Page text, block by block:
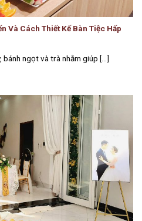
Và Cách Thiết Kế Bàn Tiệc Hấp
ngọt và trà nhằm giúp [...]